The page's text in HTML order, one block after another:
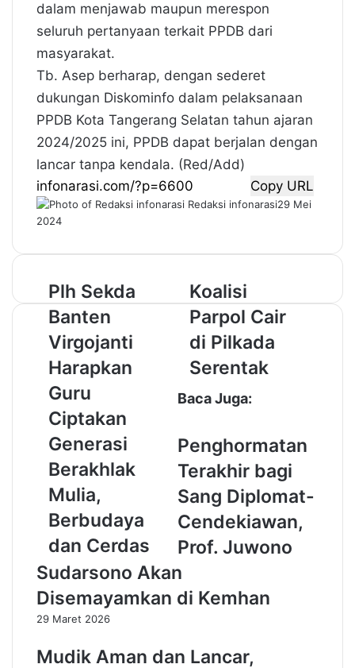
dalam menjawab maupun merespon
seluruh pertanyaan terkait PPDB dari
masyarakat.
Tb. Asep berharap, dengan sederet
dukungan Diskominfo dalam pelaksanaan
PPDB Kota Tangerang Selatan tahun ajaran
2024/2025 ini, PPDB dapat berjalan dengan
lancar tanpa kendala. (Red/Add)
Copy URL
Redaksi infonarasi29 Mei
2024
P
l
h
S
k
d
a
B
a
n
t
e
n
V
r
g
j
a
t
Plh Sekda
Banten
Virgojanti
Harapkan
Guru
Ciptakan
Generasi
Berakhlak
Mulia,
Berbudaya
dan Cerdas
K
o
a
l
s
P
p
o
C
a
r
P
k
Koalisi
Parpol Cair
di Pilkada
Serentak
Baca Juga:
Penghormatan
Terakhir bagi
Sang Diplomat-
Cendekiawan,
Prof. Juwono
Sudarsono Akan
Disemayamkan di Kemhan
29 Maret 2026
Mudik Aman dan Lancar,